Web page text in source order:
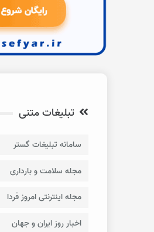
تبلیغات متنی
سامانه تبلیغات گستر
مجله سلامت و بارداری
مجله اینترنتی امروز فردا
اخبار روز ایران و جهان